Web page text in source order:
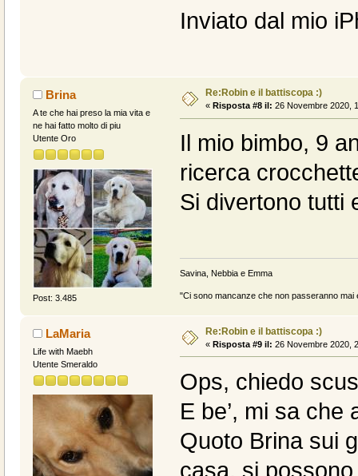
Inviato dal mio
Brina
A te che hai preso la mia vita e
ne hai fatto molto di piu
Utente Oro
Post: 3.485
Re:Robin e il battiscopa :)
« Risposta #8 il: 26 Novembre 2020,
Il mio bimbo, 9
ricerca
Si divertono tutti
Savina, Nebbia e Emma
"Ci sono mancanze che non passeranno
LaMaria
Life with Maebh
Utente Smeraldo
Re:Robin e il battiscopa :)
« Risposta #9 il: 26 Novembre 2020,
Ops, chiedo
E be’, mi sa
Quoto Brina sui
casa, si